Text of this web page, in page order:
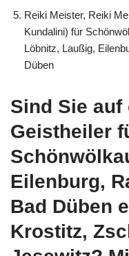
Reiki Meister, Reiki
Kundalini) für
Löbnitz, Laußig,
Düben
Sind Sie auf
Geistheiler
Eilenburg,
Bad Düben
Krostitz,